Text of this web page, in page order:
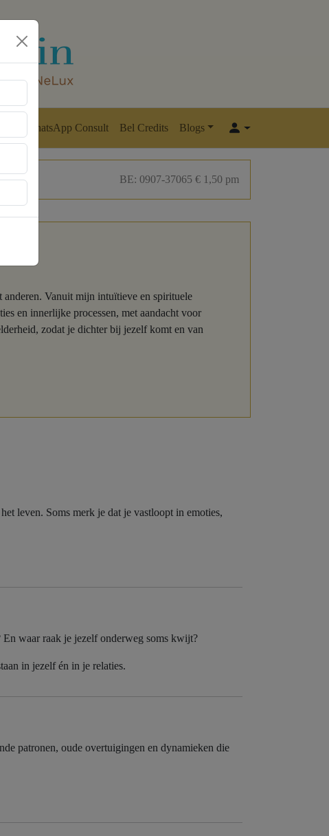
WhatsApp Consult Bel Credits Blogs
BE: 0907-37065 € 1,50 pm
anderen. Vanuit mijn intuïtieve en spirituele
en innerlijke processen, met aandacht voor
zodat je dichter bij jezelf komt en van
leven. Soms merk je dat je vastloopt in emoties,
waar raak je jezelf onderweg soms kwijt?
in jezelf én in je relaties.
patronen, oude overtuigingen en dynamieken die